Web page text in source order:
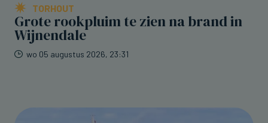
TORHOUT
Grote rookpluim te zien na brand in
Wijnendale
wo 05 augustus 2026, 23:31